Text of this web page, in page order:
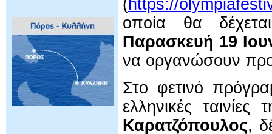
(https://
οποία θα
Παρασκευή 19
να οργανώσουν
Στο φετινό
ελληνικές ταινίες
Καρατζόπουλος,